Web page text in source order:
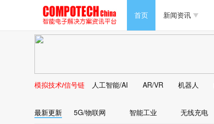
首页 新闻资讯
新能源
马达电机技术
PC/周边
马达电机技术
大数据/云
模拟技术/信号链 人工智能/AI AR/VR 机器人
最新更新 5G/物联网 智能工业 无线充电